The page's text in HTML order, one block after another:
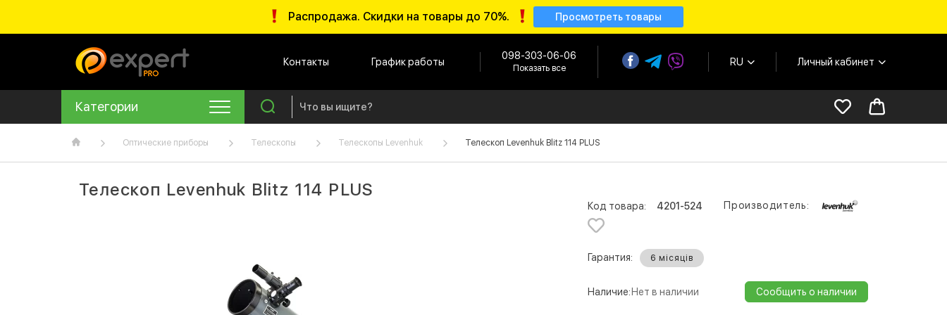
Распродажа. Скидки на товары до 70%. Просмотреть товары
Контакты График работы
098-303-06-06
Показать все
RU Личный кабинет
Категории
Оптические приборы Телескопы Телескопы Levenhuk Телескоп Levenhuk Blitz 114 PLUS
Телескоп Levenhuk Blitz 114 PLUS
Код товара: 4201-524 Производитель:
Гарантия: 6 місяців
Наличие: Нет в наличии Сообщить о наличии